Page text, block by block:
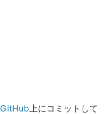
GitHub上にコミットして